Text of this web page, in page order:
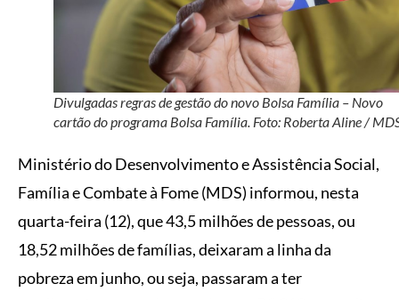
Divulgadas regras de gestão do novo Bolsa Família – Novo
cartão do programa Bolsa Família. Foto: Roberta Aline /
Ministério do Desenvolvimento e Assistência Social,
Família e Combate à Fome (MDS) informou, nesta
quarta-feira (12), que 43,5 milhões de pessoas, ou
18,52 milhões de famílias, deixaram a linha da
pobreza em junho, ou seja, passaram a ter